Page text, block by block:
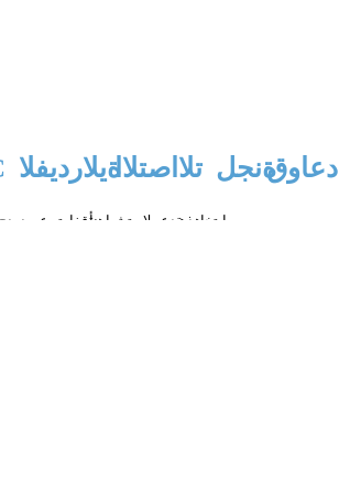
دعاوقةنجل تلااصتلااةيلارديفلا
رابتخاهذھةدعملا تبثو اھنأةقفاوتم عم